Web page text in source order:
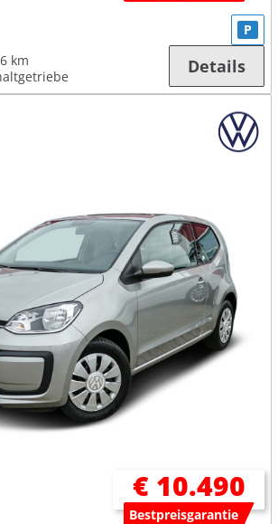
km
P
Details
€ 10.490
Bestpreisgarantie